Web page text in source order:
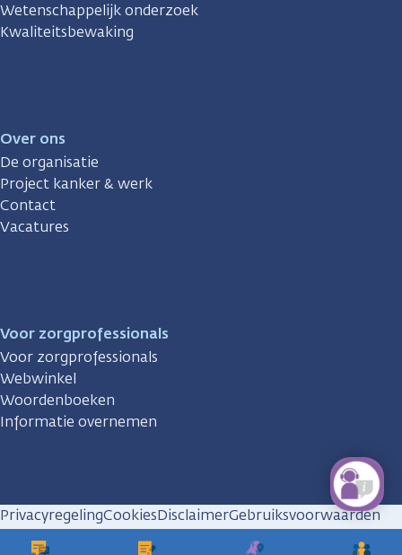
Wetenschappelijk onderzoek
Kwaliteitsbewaking
Over ons
De organisatie
Project kanker & werk
Contact
Vacatures
Voor zorgprofessionals
Voor zorgprofessionals
Webwinkel
Woordenboeken
Informatie overnemen
PrivacyregelingCookiesDisclaimerGebruiksvoorwaarden
Huisregels